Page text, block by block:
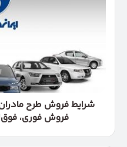
مهر
۱۴۰۴
فروش
و
فروش فوری،